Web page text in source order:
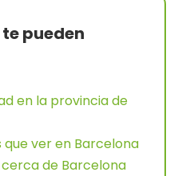
pueden
en la provincia de
que ver en Barcelona
cerca de Barcelona